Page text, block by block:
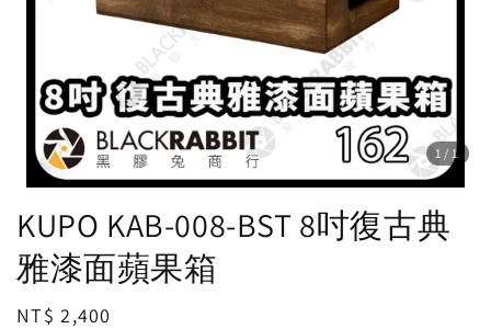
1 /1
KUPO KAB-008-BST 8吋復古典
雅漆面蘋果箱
Regular
NT$ 2,400